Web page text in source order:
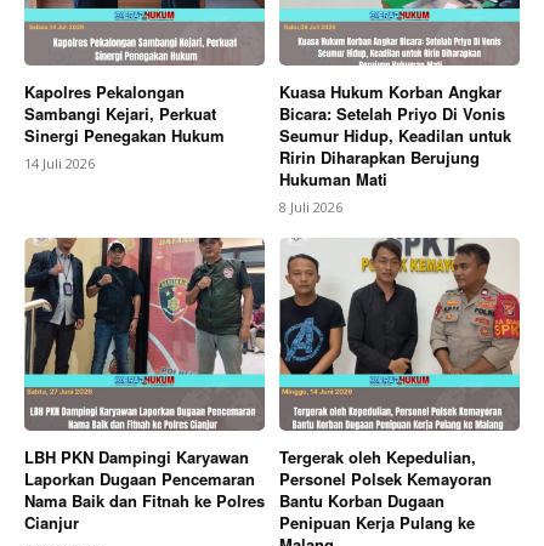
Kapolres Pekalongan
Sambangi Kejari, Perkuat
Sinergi Penegakan Hukum
14 Juli 2026
Kuasa Hukum Korban Angkar
Bicara: Setelah Priyo Di Vonis
Seumur Hidup, Keadilan untuk
Ririn Diharapkan Berujung
Hukuman Mati
8 Juli 2026
LBH PKN Dampingi Karyawan
Laporkan Dugaan Pencemaran
Nama Baik dan Fitnah ke Polres
Cianjur
Tergerak oleh Kepedulian,
Personel Polsek Kemayoran
Bantu Korban Dugaan
Penipuan Kerja Pulang ke